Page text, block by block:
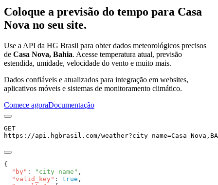
Coloque a previsão do tempo para Casa
Nova no seu site.
Use a API da HG Brasil para obter dados meteorológicos precisos
de Casa Nova, Bahia. Acesse temperatura atual, previsão
estendida, umidade, velocidade do vento e muito mais.
Dados confiáveis e atualizados para integração em websites,
aplicativos móveis e sistemas de monitoramento climático.
Comece agoraDocumentação
GET
https://api.hgbrasil.com/weather?city_name=Casa Nova,BA
  "by"
: "city_name"
  "valid_key"
: true